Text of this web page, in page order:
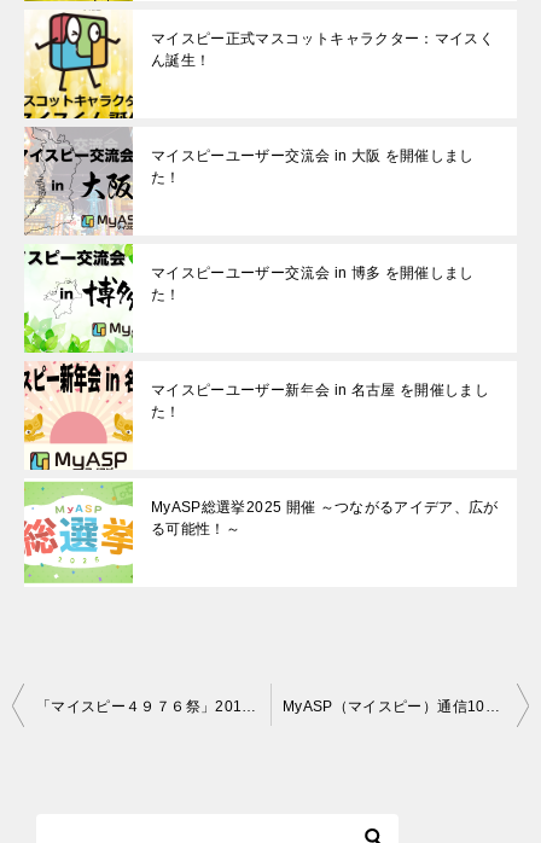
マイスピー正式マスコットキャラクター：マイスく
ん誕生！
マイスピーユーザー交流会 in 大阪 を開催しまし
た！
マイスピーユーザー交流会 in 博多 を開催しまし
た！
マイスピーユーザー新年会 in 名古屋 を開催しまし
た！
MyASP総選挙2025 開催 ～つながるアイデア、広が
る可能性！～
投
「マイスピー４９７６祭」2018 in 東京 を開催しました！ MyASP（マイスピー）通信100号記念！カレンダープレゼント大盛況！！